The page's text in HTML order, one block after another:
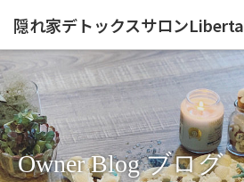
隠れ家デトックスサロンLiberta
Owner Blog ブログ